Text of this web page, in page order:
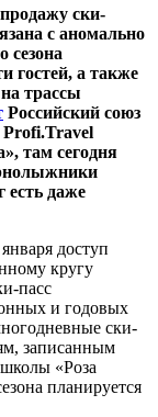
ски-
с аномально
сезона
гостей, а также
трассы
Российский союз
Profi.Travel
там сегодня
есть даже
доступ
кругу
пасс
и годовых
ски-
записанным
«Роза
планируется